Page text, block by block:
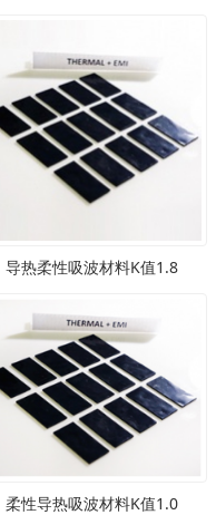
导热柔性吸波材料K值1.8
柔性导热吸波材料K值1.0